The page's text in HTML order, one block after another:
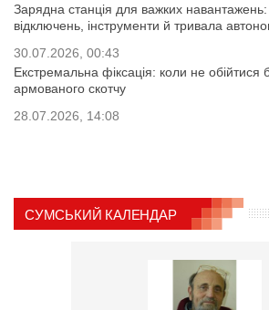
Зарядна станція для важких навантажень:
відключень, інструменти й тривала
30.07.2026, 00:43
Екстремальна фіксація: коли не обійтися
армованого скотчу
28.07.2026, 14:08
СУМСЬКИЙ КАЛЕНДАР